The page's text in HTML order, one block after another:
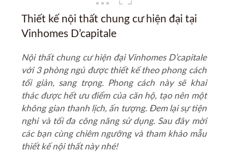
Thiết kế nội thất chung cư hiện đại tại
Vinhomes D’capitale
Nội thất chung cư hiện đạiVinhomes D’capitale
với 3 phòng ngủ được thiết kế theo phong cách
tối giản, sang trọng. Phong cách này sẽ khai
thác được hết ưu điểm của căn hộ, tạo nên một
không gian thanh lịch, ấn tượng. Đem lại sự tiện
nghi và tối đa công năng sử dụng. Sau đây mời
các bạn cùng chiêm ngưỡng và tham khảo mẫu
thiết kế nội thất này nhé!